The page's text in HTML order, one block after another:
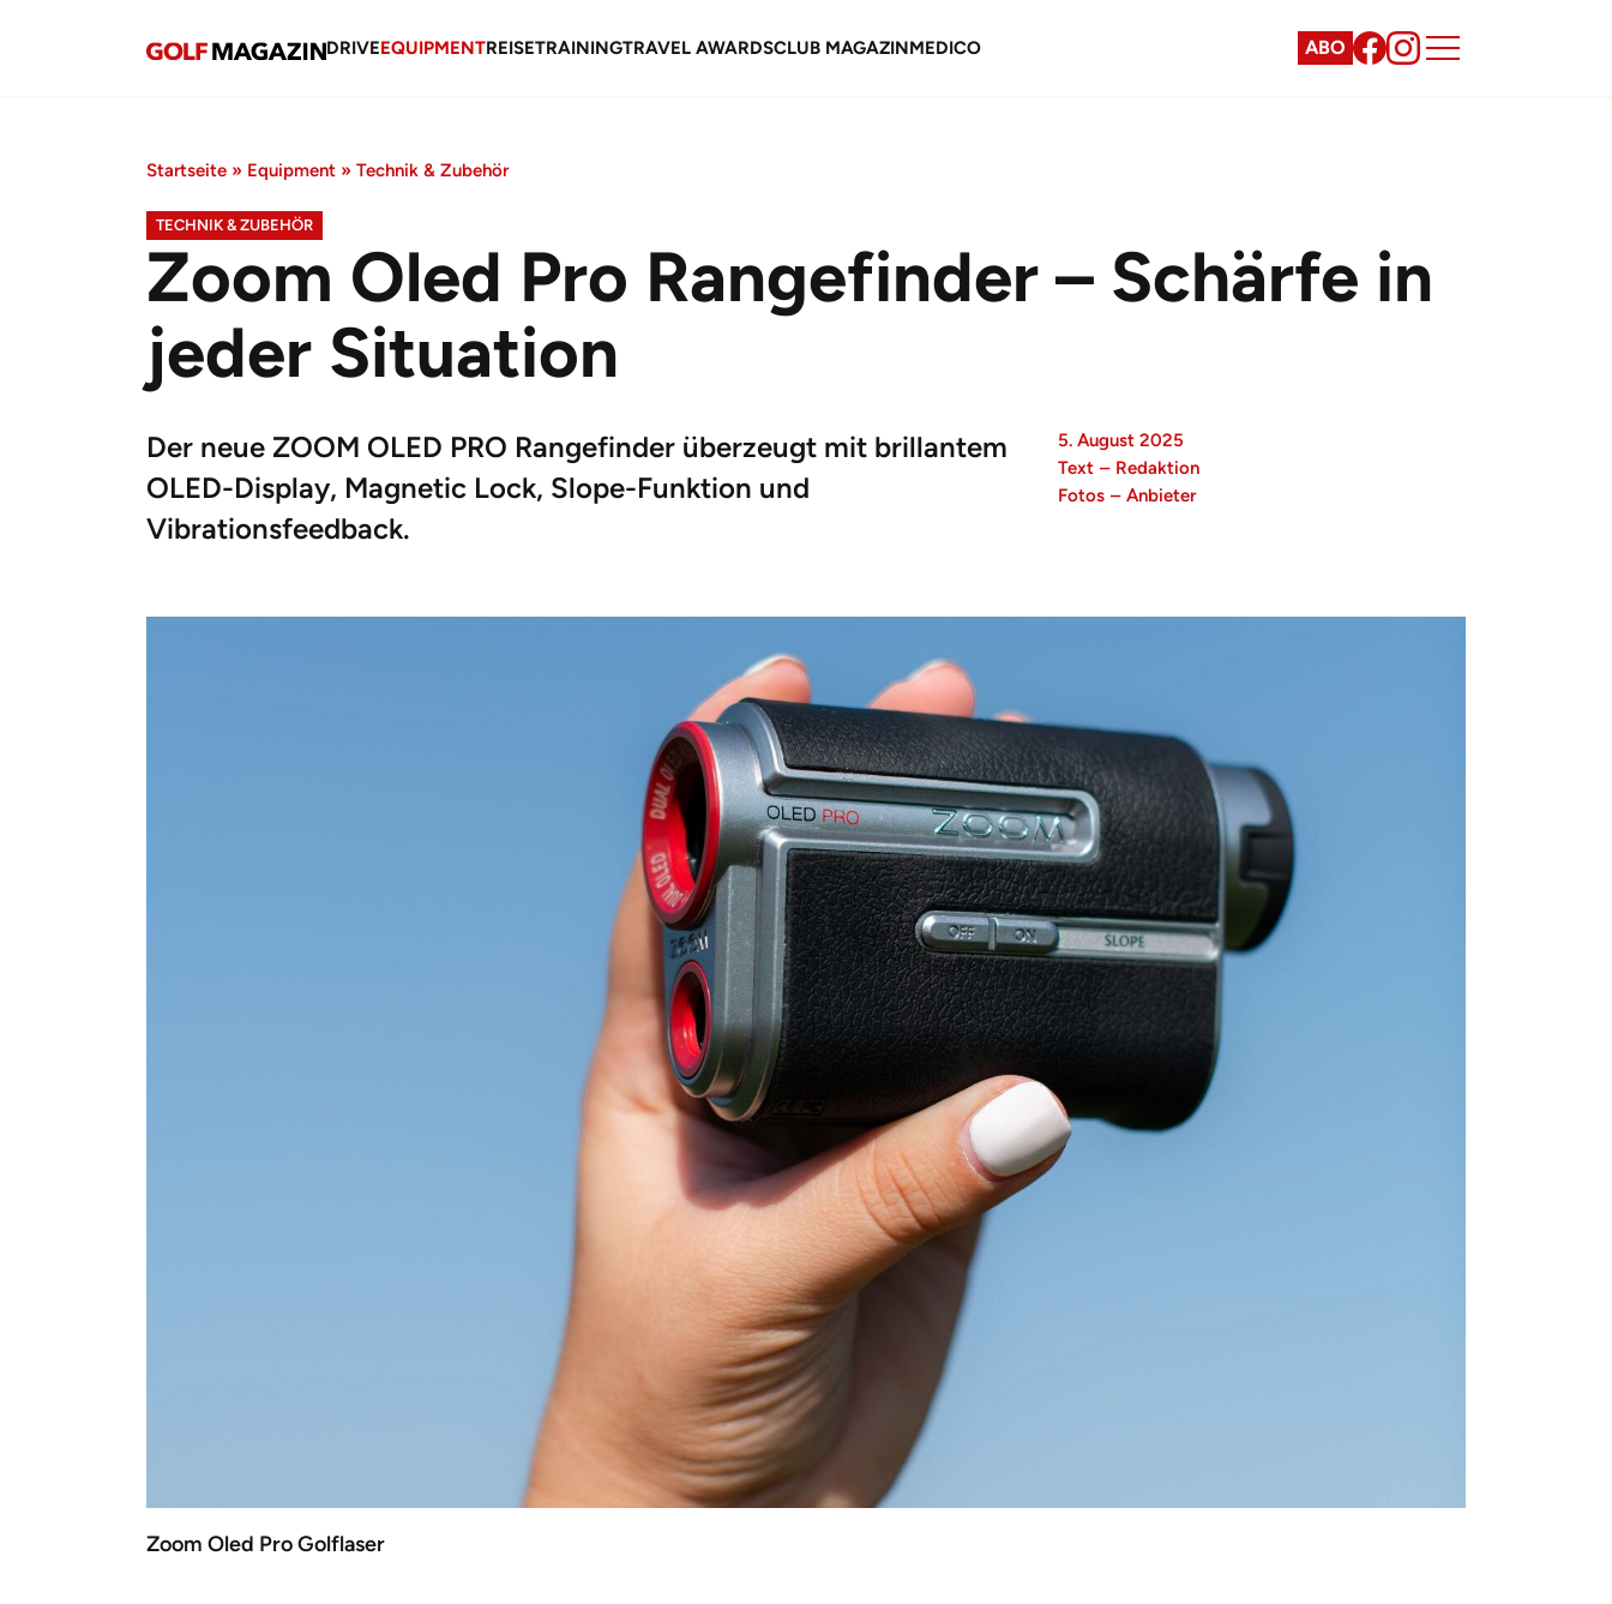
DRIVEEQUIPMENTREISETRAININGTRAVEL AWARDSCLUB MAGAZINMEDICO ABO
Startseite » Equipment » Technik & Zubehör
TECHNIK & ZUBEHÖR
Zoom Oled Pro Rangefinder – Schärfe in
jeder Situation
Der neue ZOOM OLED PRO Rangefinder überzeugt mit brillantem
OLED-Display, Magnetic Lock, Slope-Funktion und
Vibrationsfeedback.
5. August 2025
Text – Redaktion
Fotos – Anbieter
Zoom Oled Pro Golflaser